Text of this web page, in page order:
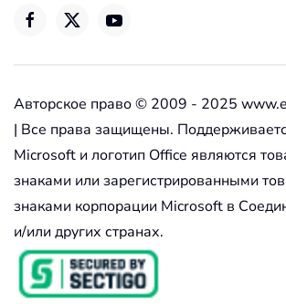
Авторское право © 2009 - 2025
| Все права защищены.
Microsoft и логотип Office являются
знаками или зарегистрированными
знаками корпорации Microsoft в
и/или других странах.